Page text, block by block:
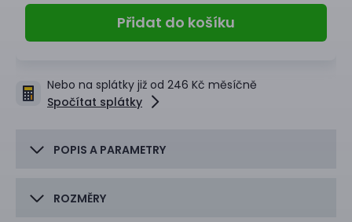
Přidat do košíku
Nebo na splátky již od 246 Kč měsíčně
Spočítat splátky
POPIS A PARAMETRY
ROZMĚRY